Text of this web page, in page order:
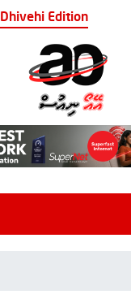
Dhivehi Edition